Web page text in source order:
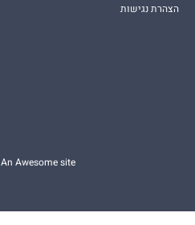
הצהרת נגישות
An Awesome site